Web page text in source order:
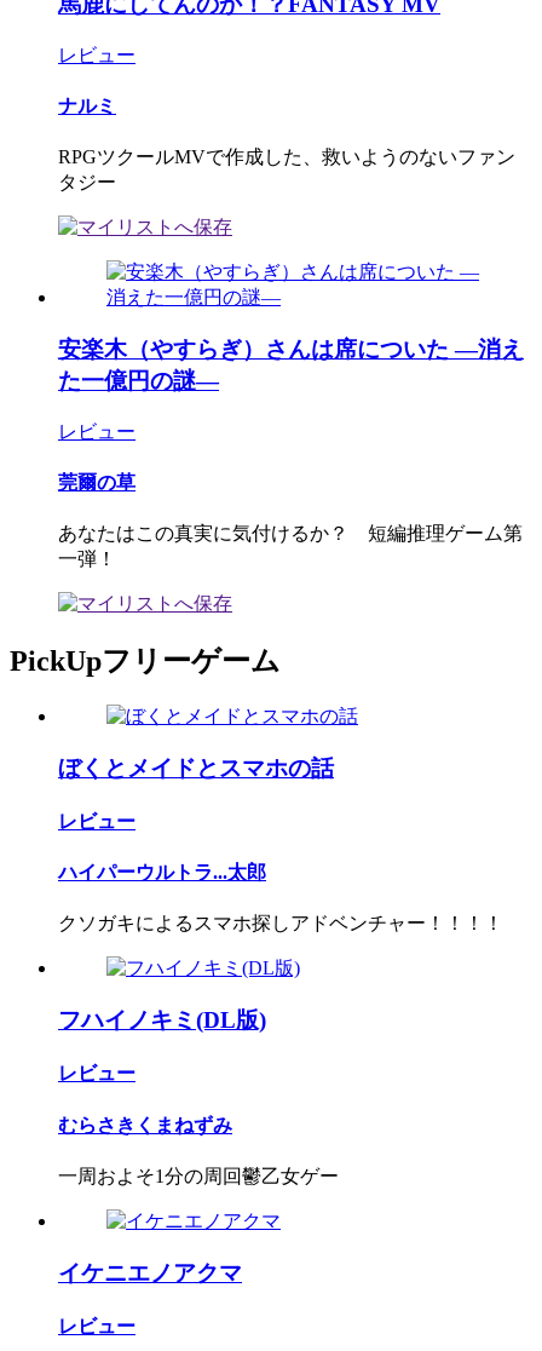
レビュー
ナルミ
RPGツクールMVで作成した、救いようのないファン
タジー
安楽木（やすらぎ）さんは席についた ―消え
た一億円の謎―
レビュー
莞爾の草
あなたはこの真実に気付けるか？ 短編推理ゲーム第
一弾！
PickUpフリーゲーム
ぼくとメイドとスマホの話
レビュー
ハイパーウルトラ...太郎
クソガキによるスマホ探しアドベンチャー！！！！
フハイノキミ(DL版)
レビュー
むらさきくまねずみ
一周およそ1分の周回鬱乙女ゲー
イケニエノアクマ
レビュー